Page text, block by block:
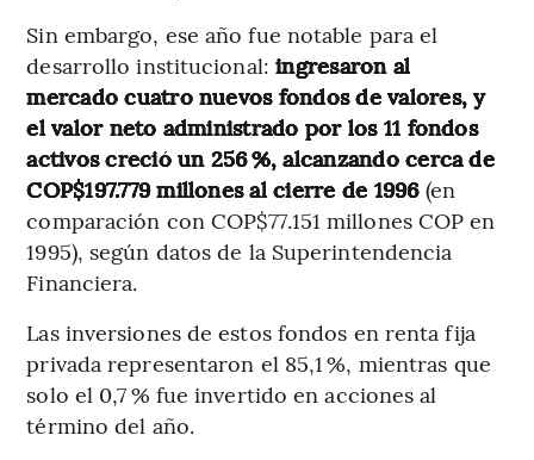
Sin embargo, ese año fue notable para el
desarrollo institucional: ingresaron al
mercado cuatro nuevos fondos de valores, y
el valor neto administrado por los 11 fondos
activos creció un 256 %, alcanzando cerca de
COP$197.779 millones al cierre de 1996(en
comparación con COP$77.151 millones COP en
1995), según datos de la Superintendencia
Financiera.
Las inversiones de estos fondos en renta fija
privada representaron el 85,1 %, mientras que
solo el 0,7 % fue invertido en acciones al
término del año.